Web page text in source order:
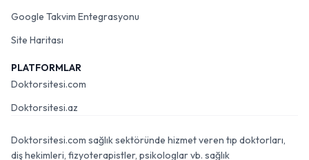
Google Takvim Entegrasyonu
Site Haritası
PLATFORMLAR
Doktorsitesi.com
Doktorsitesi.az
Doktorsitesi.com sağlık sektöründe hizmet veren tıp doktorları,
diş hekimleri, fizyoterapistler, psikologlar vb. sağlık